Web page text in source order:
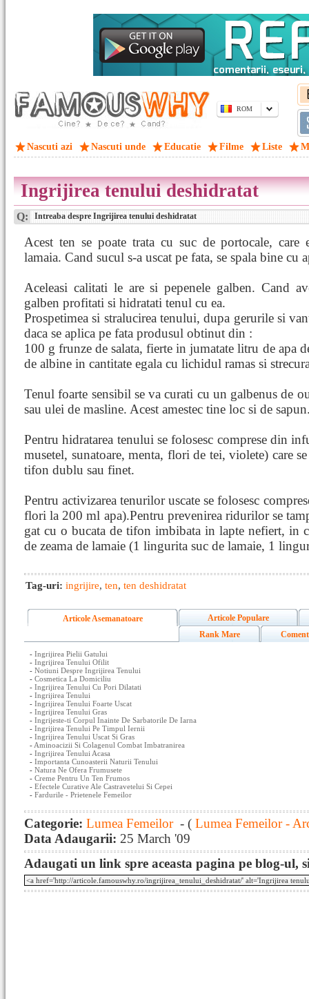
ROM
Nascuti azi Nascuti unde Educatie Filme Liste
Ingrijirea tenului deshidratat
Q: Intreaba despre Ingrijirea tenului deshidratat
Acest ten se poate trata cu suc de portocale, care
lamaia. Cand sucul s-a uscat pe fata, se spala bine cu
Aceleasi calitati le are si pepenele galben. Cand
galben profitati si hidratati tenul cu ea.
Prospetimea si stralucirea tenului, dupa gerurile si
daca se aplica pe fata produsul obtinut din :
100 g frunze de salata, fierte in jumatate litru de apa
de albine in cantitate egala cu lichidul ramas si
Tenul foarte sensibil se va curati cu un galbenus de
sau ulei de masline. Acest amestec tine loc si de
Pentru hidratarea tenului se folosesc comprese din
musetel, sunatoare, menta, flori de tei, violete) care
tifon dublu sau finet.
Pentru activizarea tenurilor uscate se folosesc
flori la 200 ml apa).Pentru prevenirea ridurilor se
gat cu o bucata de tifon imbibata in lapte nefiert, in
de zeama de lamaie (1 lingurita suc de lamaie, 1
Tag-uri: ingrijire, ten, ten deshidratat
Articole Asemanatoare
Articole Populare
Rank Mare
- Ingrijirea Pielii Gatului
- Ingrijirea Tenului Ofilit
- Notiuni Despre Ingrijirea Tenului
- Cosmetica La Domiciliu
- Ingrijirea Tenului Cu Pori Dilatati
- Ingrijirea Tenului
- Ingrijirea Tenului Foarte Uscat
- Ingrijirea Tenului Gras
- Ingrijeste-ti Corpul Inainte De Sarbatorile De Iarna
- Ingrijirea Tenului Pe Timpul Iernii
- Ingrijirea Tenului Uscat Si Gras
- Aminoacizii Si Colagenul Combat Imbatranirea
- Ingrijirea Tenului Acasa
- Importanta Cunoasterii Naturii Tenului
- Natura Ne Ofera Frumusete
- Creme Pentru Un Ten Frumos
- Efectele Curative Ale Castravetelui Si Cepei
- Fardurile - Prietenele Femeilor
Categorie: Lumea Femeilor- ( Lumea Femeilor -
Data Adaugarii: 25 March '09
Adaugati un link spre aceasta pagina pe blog-ul,